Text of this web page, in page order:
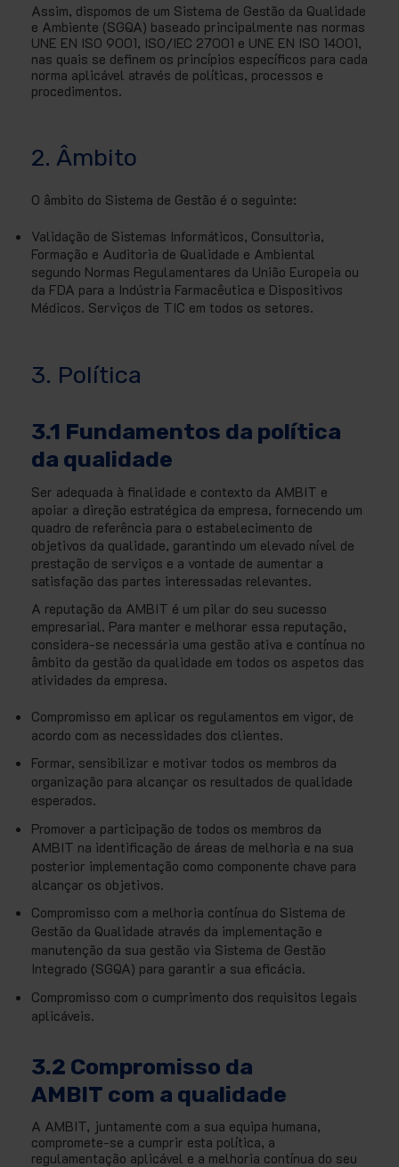
Assim, dispomos de um Sistema de Gestão da Qualidade
e Ambiente (SGQA) baseado principalmente nas normas
UNE EN ISO 9001, ISO/IEC 27001 e UNE EN ISO 14001,
nas quais se definem os princípios específicos para cada
norma aplicável através de políticas, processos e
procedimentos.
2. Âmbito
O âmbito do Sistema de Gestão é o seguinte:
Validação de Sistemas Informáticos, Consultoria,
Formação e Auditoria de Qualidade e Ambiental
segundo Normas Regulamentares da União Europeia ou
da FDA para a Indústria Farmacêutica e Dispositivos
Médicos. Serviços de TIC em todos os setores.
3. Política
3.1 Fundamentos da política
da qualidade
Ser adequada à finalidade e contexto da AMBIT e
apoiar a direção estratégica da empresa, fornecendo um
quadro de referência para o estabelecimento de
objetivos da qualidade, garantindo um elevado nível de
prestação de serviços e a vontade de aumentar a
satisfação das partes interessadas relevantes.
A reputação da AMBIT é um pilar do seu sucesso
empresarial. Para manter e melhorar essa reputação,
considera-se necessária uma gestão ativa e contínua no
âmbito da gestão da qualidade em todos os aspetos das
atividades da empresa.
Compromisso em aplicar os regulamentos em vigor, de
acordo com as necessidades dos clientes.
Formar, sensibilizar e motivar todos os membros da
organização para alcançar os resultados de qualidade
esperados.
Promover a participação de todos os membros da
AMBIT na identificação de áreas de melhoria e na sua
posterior implementação como componente chave para
alcançar os objetivos.
Compromisso com a melhoria contínua do Sistema de
Gestão da Qualidade através da implementação e
manutenção da sua gestão via Sistema de Gestão
Integrado (SGQA) para garantir a sua eficácia.
Compromisso com o cumprimento dos requisitos legais
aplicáveis.
3.2 Compromisso da
AMBIT com a qualidade
A AMBIT, juntamente com a sua equipa humana,
compromete-se a cumprir esta política, a
regulamentação aplicável e a melhoria contínua do seu